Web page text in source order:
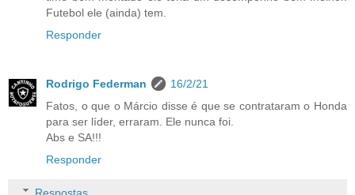
Futebol ele (ainda) tem.
Responder
Rodrigo Federman
16/2/21
Fatos, o que o Márcio disse é que se contrataram o Honda
para ser líder, erraram. Ele nunca foi.
Abs e SA!!!
Responder
Respostas